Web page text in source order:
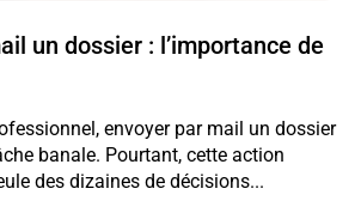
un dossier : l’importance de
envoyer par mail un dossier
banale. Pourtant, cette action
des dizaines de décisions...